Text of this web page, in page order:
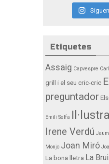
Etiquetes
Assaig Capvespre
grill i el seu cric-cric
preguntador
Emili Selfa
Irene Verdú
Monjo Joan Miró
La bona lletra La